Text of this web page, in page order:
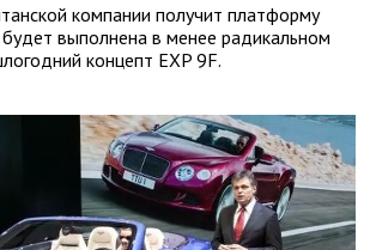
компании получит платформу
выполнена в менее радикальном
концепт EXP 9F.